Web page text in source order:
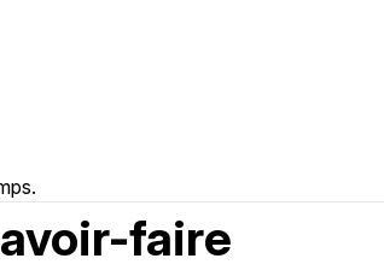
faire